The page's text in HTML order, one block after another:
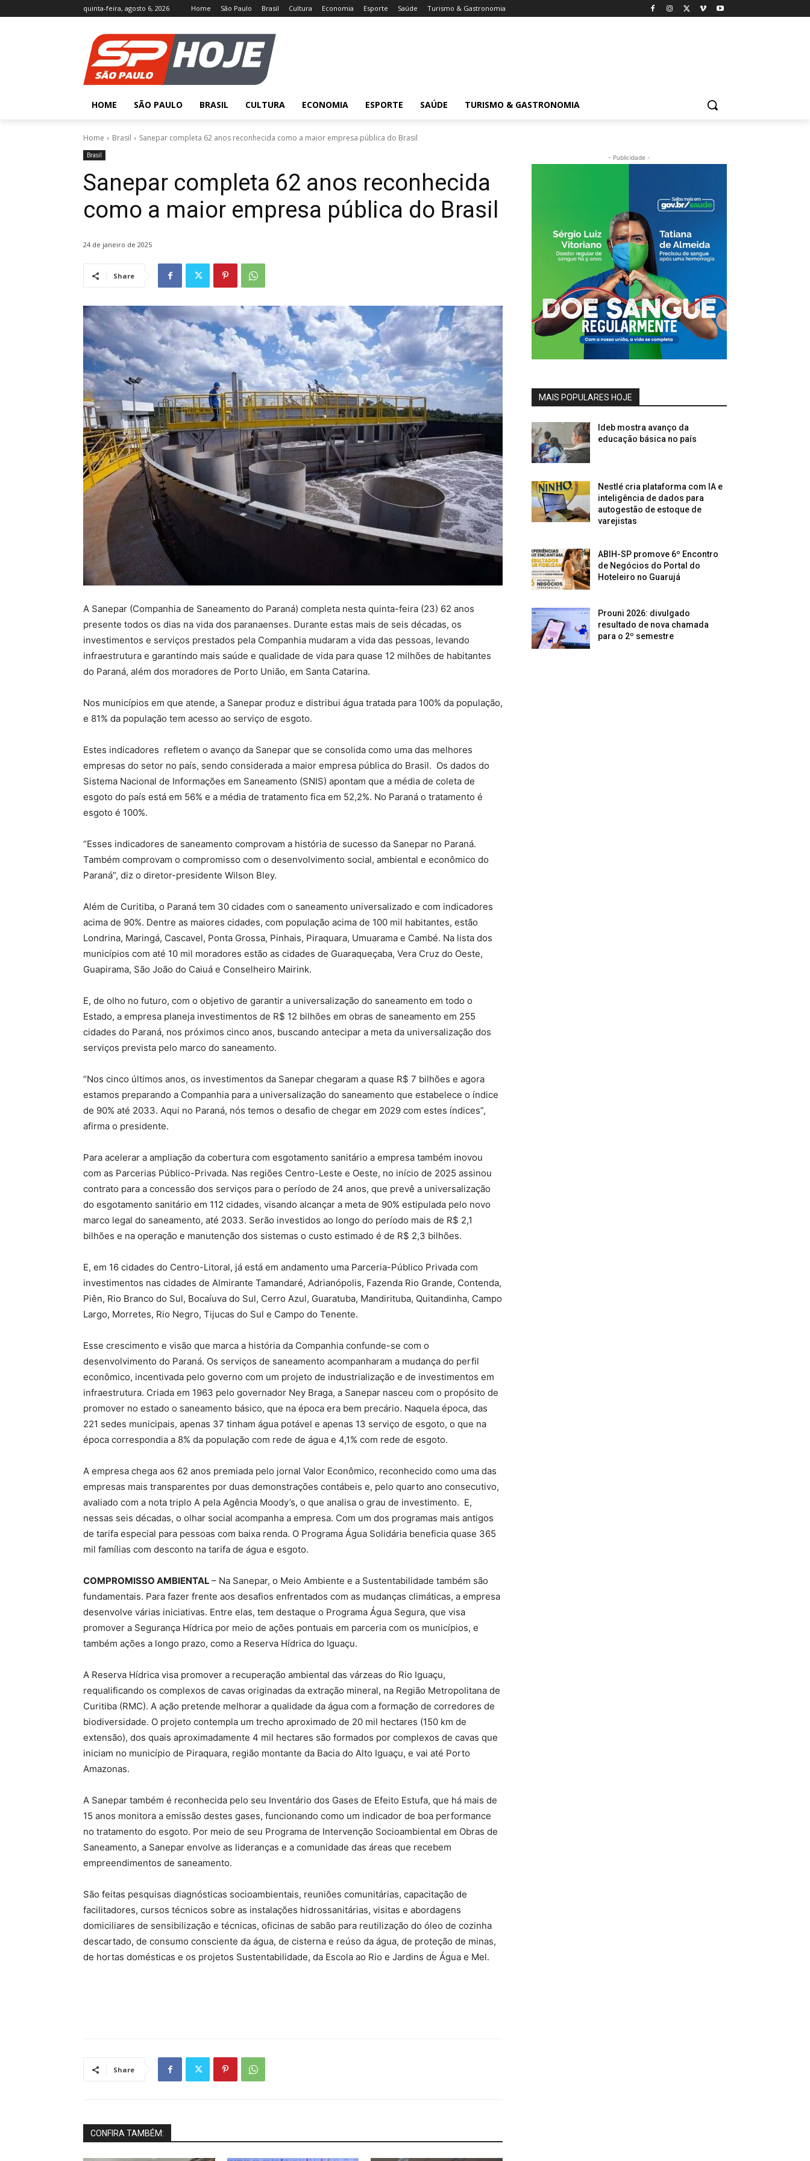
quinta-feira, agosto 6, 2026 Home São Paulo Brasil Cultura Economia Esporte Saúde Turismo & Gastronomia
HOME SÃO PAULO BRASIL CULTURA ECONOMIA ESPORTE SAÚDE TURISMO & GASTRONOMIA
Home Brasil Sanepar completa 62 anos reconhecida como a maior empresa pública do Brasil
Brasil
Sanepar completa 62 anos reconhecida
como a maior empresa pública do Brasil
24 de janeiro de 2025
Share
A Sanepar (Companhia de Saneamento do Paraná) completa nesta quinta-feira (23) 62 anos
presente todos os dias na vida dos paranaenses. Durante estas mais de seis décadas, os
investimentos e serviços prestados pela Companhia mudaram a vida das pessoas, levando
infraestrutura e garantindo mais saúde e qualidade de vida para quase 12 milhões de habitantes
do Paraná, além dos moradores de Porto União, em Santa Catarina.
Nos municípios em que atende, a Sanepar produz e distribui água tratada para 100% da população,
e 81% da população tem acesso ao serviço de esgoto.
Estes indicadores refletem o avanço da Sanepar que se consolida como uma das melhores
empresas do setor no país, sendo considerada a maior empresa pública do Brasil. Os dados do
Sistema Nacional de Informações em Saneamento (SNIS) apontam que a média de coleta de
esgoto do país está em 56% e a média de tratamento fica em 52,2%. No Paraná o tratamento é
esgoto é 100%.
“Esses indicadores de saneamento comprovam a história de sucesso da Sanepar no Paraná.
Também comprovam o compromisso com o desenvolvimento social, ambiental e econômico do
Paraná”, diz o diretor-presidente Wilson Bley.
Além de Curitiba, o Paraná tem 30 cidades com o saneamento universalizado e com indicadores
acima de 90%. Dentre as maiores cidades, com população acima de 100 mil habitantes, estão
Londrina, Maringá, Cascavel, Ponta Grossa, Pinhais, Piraquara, Umuarama e Cambé. Na lista dos
municípios com até 10 mil moradores estão as cidades de Guaraqueçaba, Vera Cruz do Oeste,
Guapirama, São João do Caiuá e Conselheiro Mairink.
E, de olho no futuro, com o objetivo de garantir a universalização do saneamento em todo o
Estado, a empresa planeja investimentos de R$ 12 bilhões em obras de saneamento em 255
cidades do Paraná, nos próximos cinco anos, buscando antecipar a meta da universalização dos
serviços prevista pelo marco do saneamento.
“Nos cinco últimos anos, os investimentos da Sanepar chegaram a quase R$ 7 bilhões e agora
estamos preparando a Companhia para a universalização do saneamento que estabelece o índice
de 90% até 2033. Aqui no Paraná, nós temos o desafio de chegar em 2029 com estes índices”,
afirma o presidente.
Para acelerar a ampliação da cobertura com esgotamento sanitário a empresa também inovou
com as Parcerias Público-Privada. Nas regiões Centro-Leste e Oeste, no início de 2025 assinou
contrato para a concessão dos serviços para o período de 24 anos, que prevê a universalização
do esgotamento sanitário em 112 cidades, visando alcançar a meta de 90% estipulada pelo novo
marco legal do saneamento, até 2033. Serão investidos ao longo do período mais de R$ 2,1
bilhões e na operação e manutenção dos sistemas o custo estimado é de R$ 2,3 bilhões.
E, em 16 cidades do Centro-Litoral, já está em andamento uma Parceria-Público Privada com
investimentos nas cidades de Almirante Tamandaré, Adrianópolis, Fazenda Rio Grande, Contenda,
Piên, Rio Branco do Sul, Bocaíuva do Sul, Cerro Azul, Guaratuba, Mandirituba, Quitandinha, Campo
Largo, Morretes, Rio Negro, Tijucas do Sul e Campo do Tenente.
Esse crescimento e visão que marca a história da Companhia confunde-se com o
desenvolvimento do Paraná. Os serviços de saneamento acompanharam a mudança do perfil
econômico, incentivada pelo governo com um projeto de industrialização e de investimentos em
infraestrutura. Criada em 1963 pelo governador Ney Braga, a Sanepar nasceu com o propósito de
promover no estado o saneamento básico, que na época era bem precário. Naquela época, das
221 sedes municipais, apenas 37 tinham água potável e apenas 13 serviço de esgoto, o que na
época correspondia a 8% da população com rede de água e 4,1% com rede de esgoto.
A empresa chega aos 62 anos premiada pelo jornal Valor Econômico, reconhecido como uma das
empresas mais transparentes por duas demonstrações contábeis e, pelo quarto ano consecutivo,
avaliado com a nota triplo A pela Agência Moody’s, o que analisa o grau de investimento. E,
nessas seis décadas, o olhar social acompanha a empresa. Com um dos programas mais antigos
de tarifa especial para pessoas com baixa renda. O Programa Água Solidária beneficia quase 365
mil famílias com desconto na tarifa de água e esgoto.
COMPROMISSO AMBIENTAL – Na Sanepar, o Meio Ambiente e a Sustentabilidade também são
fundamentais. Para fazer frente aos desafios enfrentados com as mudanças climáticas, a empresa
desenvolve várias iniciativas. Entre elas, tem destaque o Programa Água Segura, que visa
promover a Segurança Hídrica por meio de ações pontuais em parceria com os municípios, e
também ações a longo prazo, como a Reserva Hídrica do Iguaçu.
A Reserva Hídrica visa promover a recuperação ambiental das várzeas do Rio Iguaçu,
requalificando os complexos de cavas originadas da extração mineral, na Região Metropolitana de
Curitiba (RMC). A ação pretende melhorar a qualidade da água com a formação de corredores de
biodiversidade. O projeto contempla um trecho aproximado de 20 mil hectares (150 km de
extensão), dos quais aproximadamente 4 mil hectares são formados por complexos de cavas que
iniciam no município de Piraquara, região montante da Bacia do Alto Iguaçu, e vai até Porto
Amazonas.
A Sanepar também é reconhecida pelo seu Inventário dos Gases de Efeito Estufa, que há mais de
15 anos monitora a emissão destes gases, funcionando como um indicador de boa performance
no tratamento do esgoto. Por meio de seu Programa de Intervenção Socioambiental em Obras de
Saneamento, a Sanepar envolve as lideranças e a comunidade das áreas que recebem
empreendimentos de saneamento.
São feitas pesquisas diagnósticas socioambientais, reuniões comunitárias, capacitação de
facilitadores, cursos técnicos sobre as instalações hidrossanitárias, visitas e abordagens
domiciliares de sensibilização e técnicas, oficinas de sabão para reutilização do óleo de cozinha
descartado, de consumo consciente da água, de cisterna e reúso da água, de proteção de minas,
de hortas domésticas e os projetos Sustentabilidade, da Escola ao Rio e Jardins de Água e Mel.
Share
CONFIRA TAMBÉM:
- Publicidade -
MAIS POPULARES HOJE
Ideb mostra avanço da
educação básica no país
Nestlé cria plataforma com IA e
inteligência de dados para
autogestão de estoque de
varejistas
ABIH-SP promove 6º Encontro
de Negócios do Portal do
Hoteleiro no Guarujá
Prouni 2026: divulgado
resultado de nova chamada
para o 2º semestre